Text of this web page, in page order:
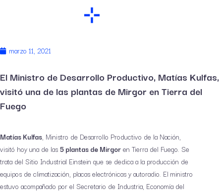
marzo 11, 2021
El Ministro de Desarrollo Productivo, Matías Kulfas,
visitó una de las plantas de Mirgor en Tierra del
Fuego
Matías Kulfas, Ministro de Desarrollo Productivo de la Nación,
visitó hoy una de las5 plantas de Mirgoren Tierra del Fuego. Se
trata del Sitio Industrial Einstein que se dedica a la producción de
equipos de climatización, placas electrónicas y autoradio. El ministro
estuvo acompañado por el Secretario de Industria, Economía del